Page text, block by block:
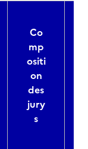
Co
mp
ositi
on
des
jury
s